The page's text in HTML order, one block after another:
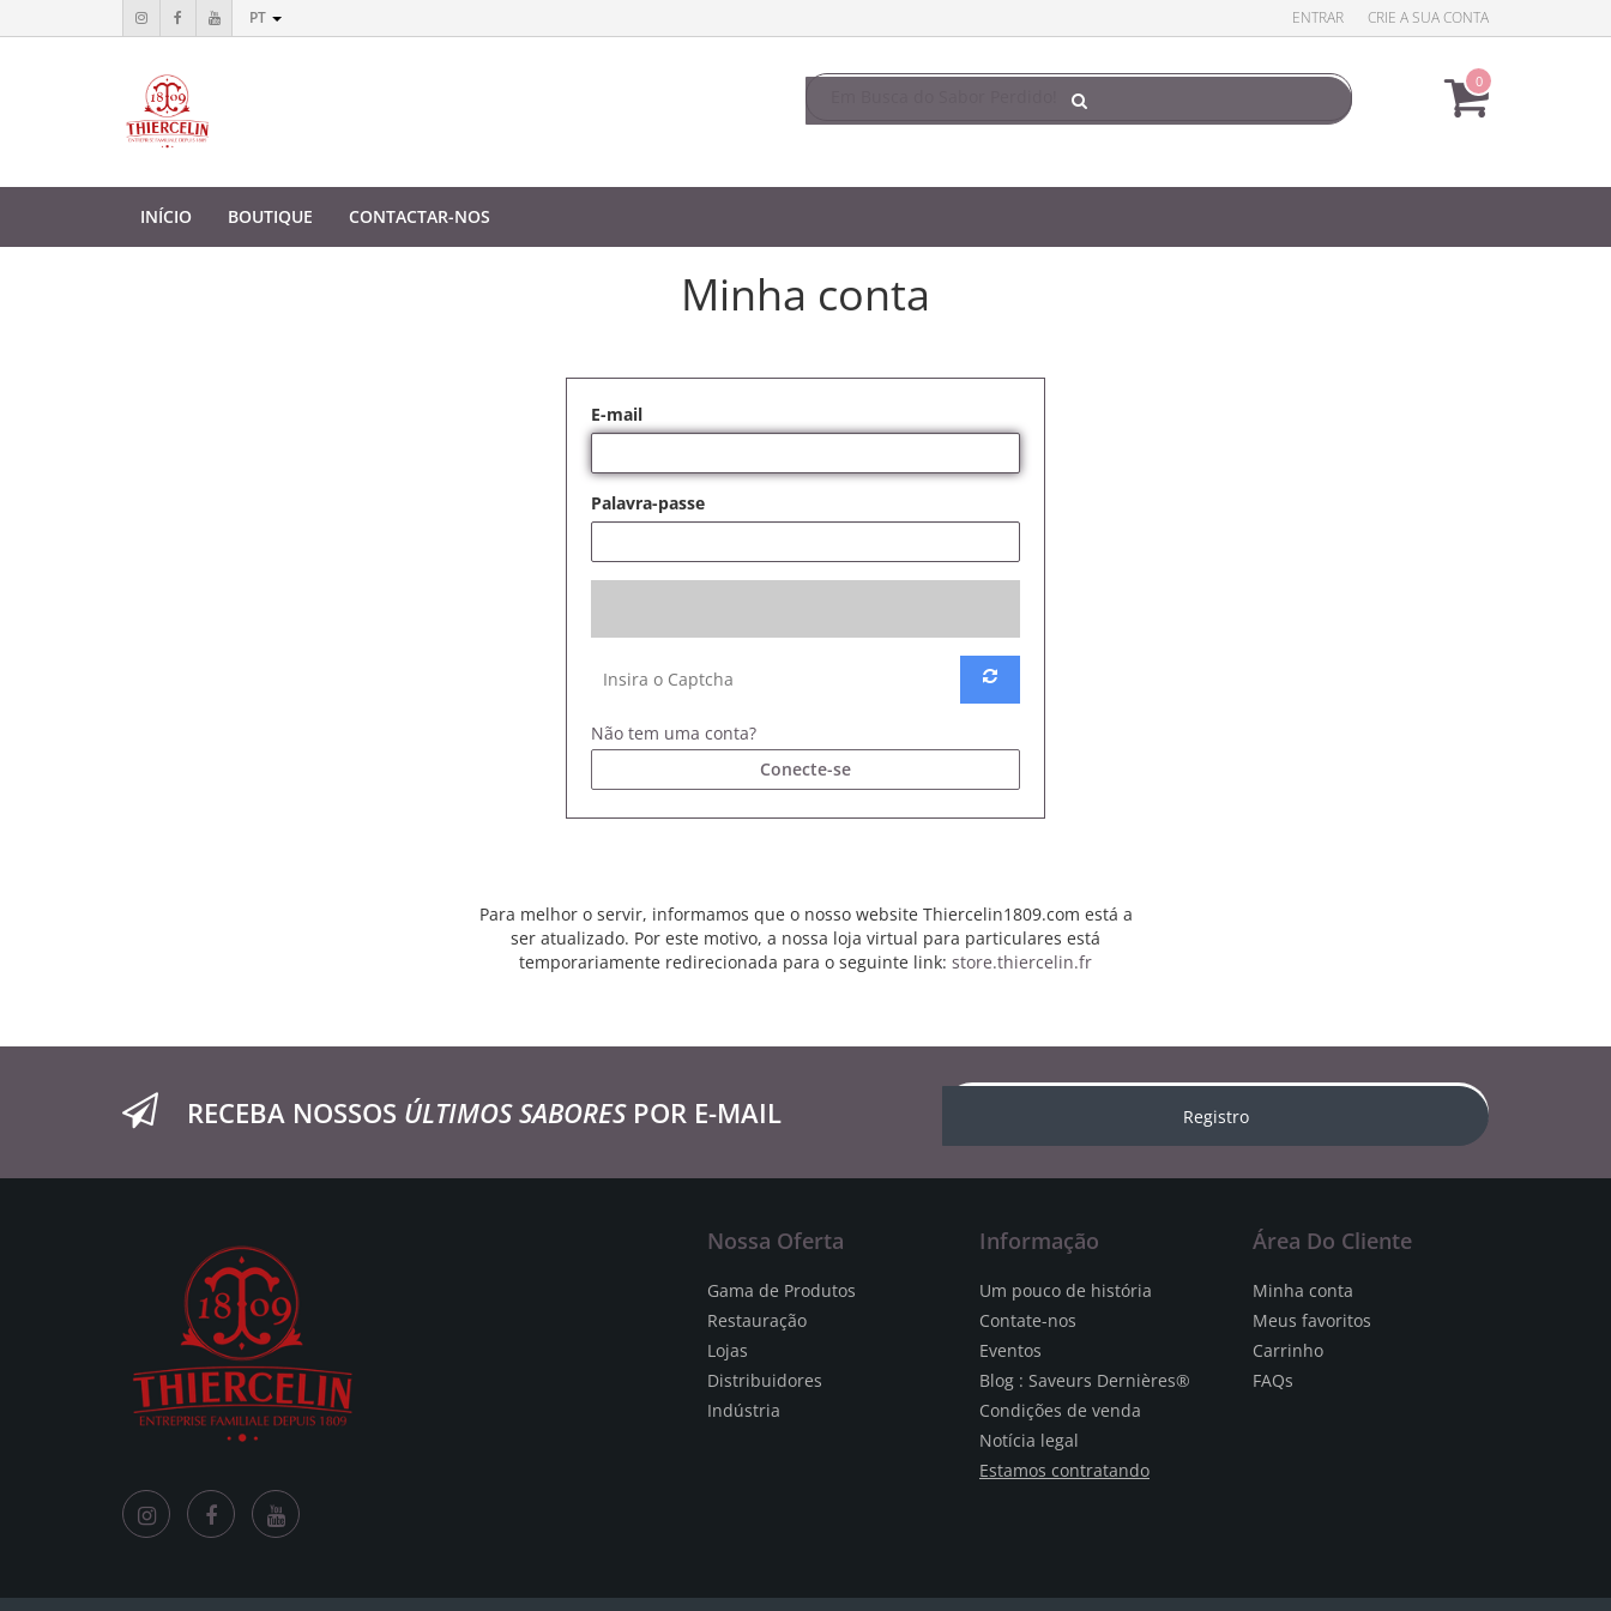
PT ENTRAR CRIE A SUA CONTA
0
INÍCIO BOUTIQUE CONTACTAR-NOS
Minha conta
E-mail
Palavra-passe
Não tem uma conta?
Conecte-se
Para melhor o servir, informamos que o nosso website Thiercelin1809.com está a
ser atualizado. Por este motivo, a nossa loja virtual para particulares está
temporariamente redirecionada para o seguinte link: store.thiercelin.fr
RECEBA NOSSOS ÚLTIMOS SABORESPOR E-MAIL Registro
Nossa Oferta
Gama de Produtos
Restauração
Lojas
Distribuidores
Indústria
Informação
Um pouco de história
Contate-nos
Eventos
Blog : Saveurs Dernières®
Condições de venda
Notícia legal
Estamos contratando
Área Do Cliente
Minha conta
Meus favoritos
Carrinho
FAQs